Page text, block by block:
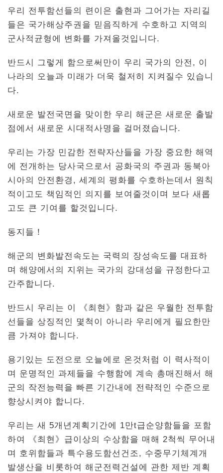
우리 전투함선들의 련이은 출현과 그어가는 자리길
들은 국가해상주권을 믿음직하게 수호하고 지역의
군사적균형에 변화를 가져올것입니다.
반드시 그렇게 함으로써만이 우리 국가의 안전, 이
나라의 오늘과 미래가 더욱 철저히 지켜질수 있습니
다.
새로운 발전국면을 맞이한 우리 해군은 새로운 출발
점에서 새로운 시대적사명을 걸머졌습니다.
우리는 가장 민감한 전략자산들을 가장 중요한 해역
에 전개하는 당사국으로서 공화국의 주권과 동북아
시아의 안전환경, 세계의 평화를 수호하는데서 원칙
적이고도 책임적인 의지를 보여줄것이며 보다 새롭
고도 큰 기여를 할것입니다.
동지들！
해군의 변화발전속도는 국력의 장성속도를 대표하
며 해양에서의 지위는 국가의 강대성을 규정한다고
간주합니다.
반드시 우리는 이 《최현》함과 같은 우월한 전투함
선들을 상징적인 몇척이 아니라 우리에게 필요한만
큼 가져야 합니다.
용기있는 도전으로 오늘에로 온것처럼 이 력사적이
며 운명적인 과제들을 수행함에 계속 총매진해서 해
군의 작전능력을 빠른 기간내에 전략적인 수준으로
향상시켜야 합니다.
우리는 새 5개년계획기간에 1만t급순양함들을 포함
하여 《최현》급이상의 수상함을 매해 2척씩 무어내
며 호위함들과 특수용도함선건조, 수중무기체계개
발생산을 비롯하여 해군전력건설에 관한 제반 계획